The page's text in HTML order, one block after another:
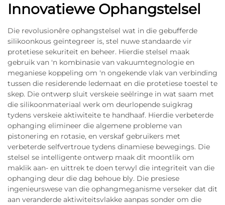
Innovatiewe Ophangstelsel
Die revolusionêre ophangstelsel wat in die gebufferde
silikoonkous geïntegreer is, stel nuwe standaarde vir
protetiese sekuriteit en beheer. Hierdie stelsel maak
gebruik van 'n kombinasie van vakuumtegnologie en
meganiese koppeling om 'n ongekende vlak van verbinding
tussen die residerende ledemaat en die protetiese toestel te
skep. Die ontwerp sluit verskeie seëlringe in wat saam met
die silikoonmateriaal werk om deurlopende suigkrag
tydens verskeie aktiwiteite te handhaaf. Hierdie verbeterde
ophanging elimineer die algemene probleme van
pistonering en rotasie, en verskaf gebruikers met
verbeterde selfvertroue tydens dinamiese bewegings. Die
stelsel se intelligente ontwerp maak dit moontlik om
maklik aan- en uittrek te doen terwyl die integriteit van die
ophanging deur die dag behoue bly. Die presiese
ingenieurswese van die ophangmeganisme verseker dat dit
aan veranderde aktiwiteitsvlakke aanpas sonder om die